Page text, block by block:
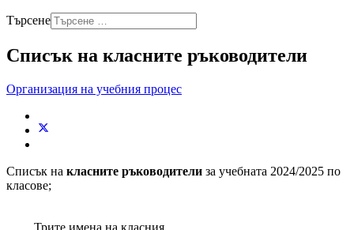
Търсене
Списък на класните ръководители
Организация на учебния процес
Списък на класните ръководители за учебната 2024/2025 по
класове;
Трите имена на класния